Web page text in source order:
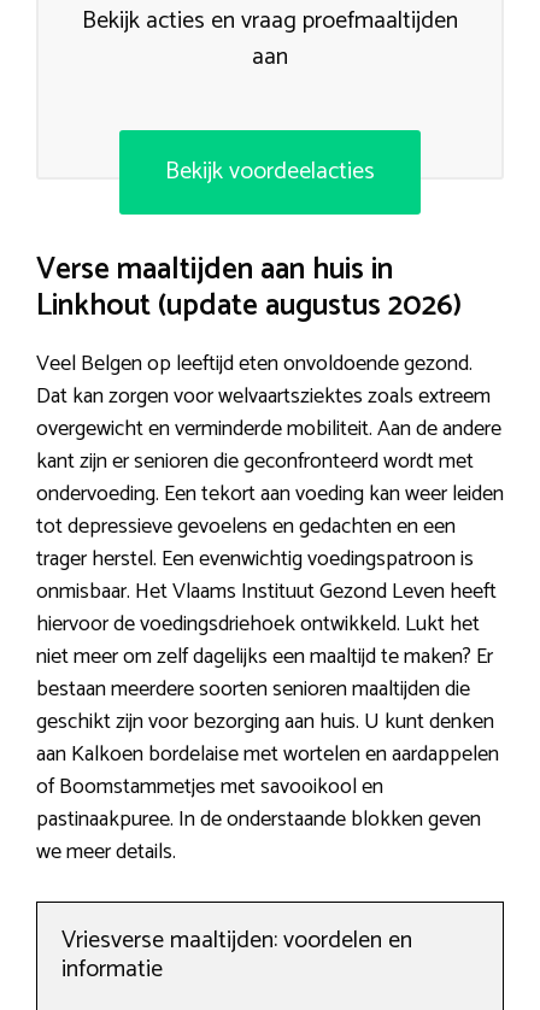
Bekijk acties en vraag proefmaaltijden
aan
Bekijk voordeelacties
Verse maaltijden aan huis in
Linkhout (update augustus 2026)
Veel Belgen op leeftijd eten onvoldoende gezond.
Dat kan zorgen voor welvaartsziektes zoals extreem
overgewicht en verminderde mobiliteit. Aan de andere
kant zijn er senioren die geconfronteerd wordt met
ondervoeding. Een tekort aan voeding kan weer leiden
tot depressieve gevoelens en gedachten en een
trager herstel. Een evenwichtig voedingspatroon is
onmisbaar. Het Vlaams Instituut Gezond Leven heeft
hiervoor de voedingsdriehoek ontwikkeld. Lukt het
niet meer om zelf dagelijks een maaltijd te maken? Er
bestaan meerdere soorten senioren maaltijden die
geschikt zijn voor bezorging aan huis. U kunt denken
aan Kalkoen bordelaise met wortelen en aardappelen
of Boomstammetjes met savooikool en
pastinaakpuree. In de onderstaande blokken geven
we meer details.
Vriesverse maaltijden: voordelen en
informatie